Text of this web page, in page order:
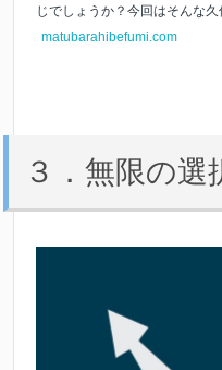
じでしょうか？今回はそんな
教育に迫っていきたいと思いま
matubarahibefumi.com
３．無限の選